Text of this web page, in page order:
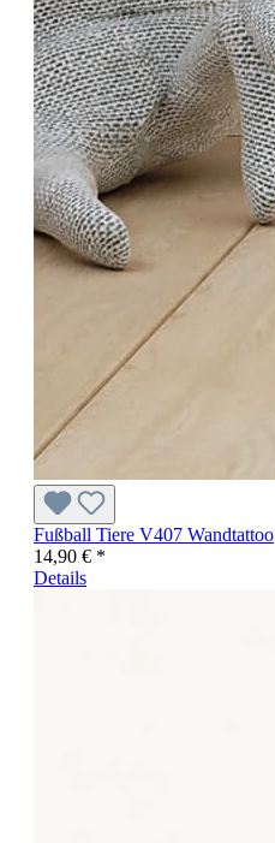
Fußball Tiere V407 Wandtattoo
14,90 € *
Details